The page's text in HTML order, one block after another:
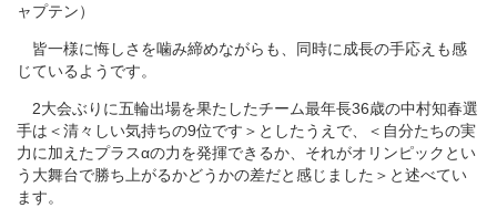
ャプテン）
皆一様に悔しさを噛み締めながらも、同時に成長の手応えも感
じているようです。
2大会ぶりに五輪出場を果たしたチーム最年長36歳の中村知春選
手は＜清々しい気持ちの9位です＞としたうえで、＜自分たちの実
力に加えたプラスαの力を発揮できるか、それがオリンピックとい
う大舞台で勝ち上がるかどうかの差だと感じました＞と述べてい
ます。